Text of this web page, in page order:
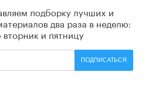
подборку лучших и
два раза в неделю:
вторник и пятницу
ПОДПИСАТЬСЯ